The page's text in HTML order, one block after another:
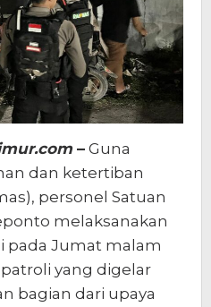
– Guna
dan ketertiban
personel Satuan
melaksanakan
pada Jumat malam
patroli yang digelar
bagian dari upaya